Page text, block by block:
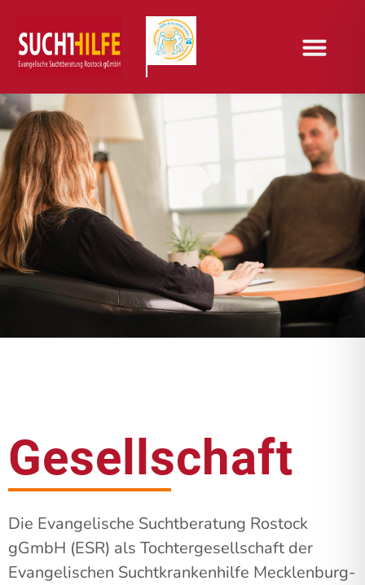
Gesellschaft
Die Evangelische Suchtberatung Rostock
gGmbH (ESR) als Tochtergesellschaft der
Evangelischen Suchtkrankenhilfe Mecklenburg-